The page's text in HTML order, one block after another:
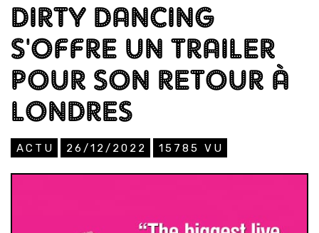
DIRTY DANCING
S'OFFRE UN TRAILER
POUR SON RETOUR À
LONDRES
ACTU 26/12/2022 15785 VU